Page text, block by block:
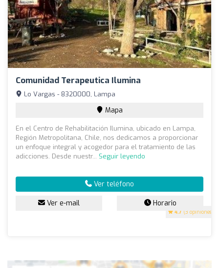
Comunidad Terapeutica Ilumina
4.7 (3 opiniones)
Lo Vargas - 8320000, Lampa
Mapa
En el Centro de Rehabilitación Ilumina, ubicado en Lampa,
Región Metropolitana, Chile, nos dedicamos a proporcionar
un enfoque integral y acogedor para el tratamiento de las
adicciones. Desde nuestr... Seguir leyendo
Ver teléfono
Ver e-mail Horario